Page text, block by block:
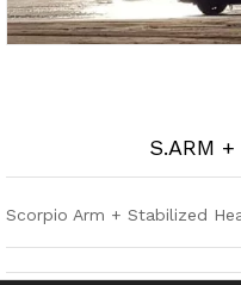
S.ARM
Scorpio Arm + Stabilized